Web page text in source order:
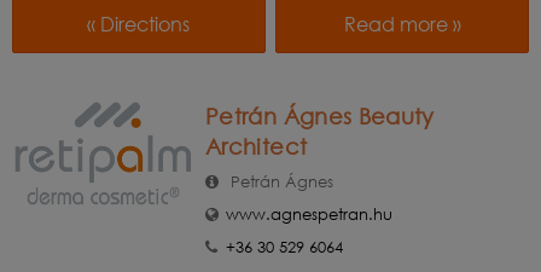
« Directions Read more »
Petrán Ágnes Beauty
Architect
Petrán Ágnes
www.agnespetran.hu
+36 30 529 6064